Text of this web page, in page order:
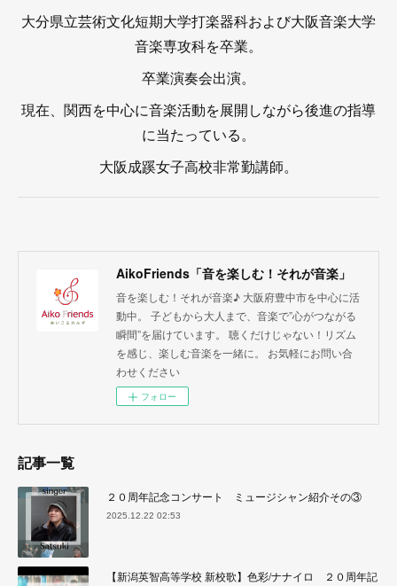
大分県立芸術文化短期大学打楽器科および大阪音楽大学
音楽専攻科を卒業。
卒業演奏会出演。
現在、関西を中心に音楽活動を展開しながら後進の指導
に当たっている。
大阪成蹊女子高校非常勤講師。
AikoFriends「音を楽しむ！それが音楽」
音を楽しむ！それが音楽♪ 大阪府豊中市を中心に活
動中。 子どもから大人まで、音楽で”心がつながる
瞬間”を届けています。 聴くだけじゃない！リズム
を感じ、楽しむ音楽を一緒に。 お気軽にお問い合
わせください
フォロー
記事一覧
２０周年記念コンサート ミュージシャン紹介その③
2025.12.22 02:53
【新潟英智高等学校 新校歌】色彩/ナナイロ ２０周年記